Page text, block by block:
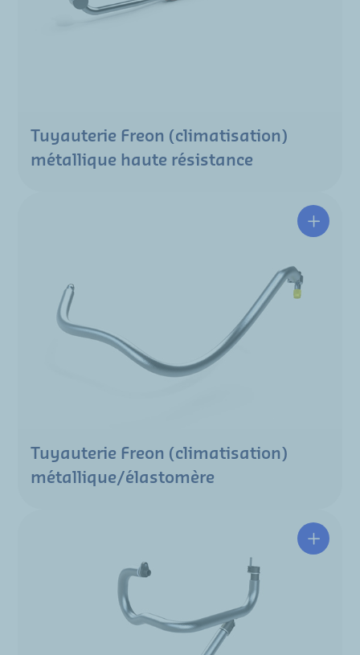
Tuyauterie Freon (climatisation)
métallique haute résistance
Tuyauterie Freon (climatisation)
métallique/élastomère